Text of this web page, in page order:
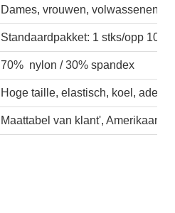
Dames, vrouwen, volwassenen
Standaardpakket: 1 stks/opp 100
70% nylon / 30% spandex
Hoge taille, elastisch, koel,
Maattabel van klant',